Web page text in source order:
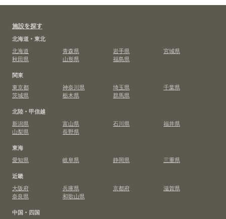
施設を探す
北海道・東北
北海道
青森県 岩手県
宮城県
秋田県
山形県
福島県
関東
東京都
神奈川県 埼玉県
千葉県
茨城県
栃木県
群馬県
北陸・甲信越
新潟県
富山県 石川県
福井県
山梨県
長野県
東海
愛知県
岐阜県 静岡県
三重県
近畿
大阪府
兵庫県 京都府
滋賀県
奈良県
和歌山県
中国・四国